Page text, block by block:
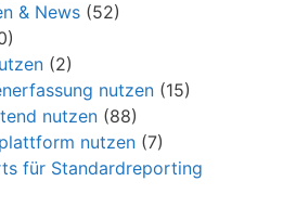
& News (52)
(2)
nutzen (15)
nutzen (88)
nutzen (7)
für Standardreporting